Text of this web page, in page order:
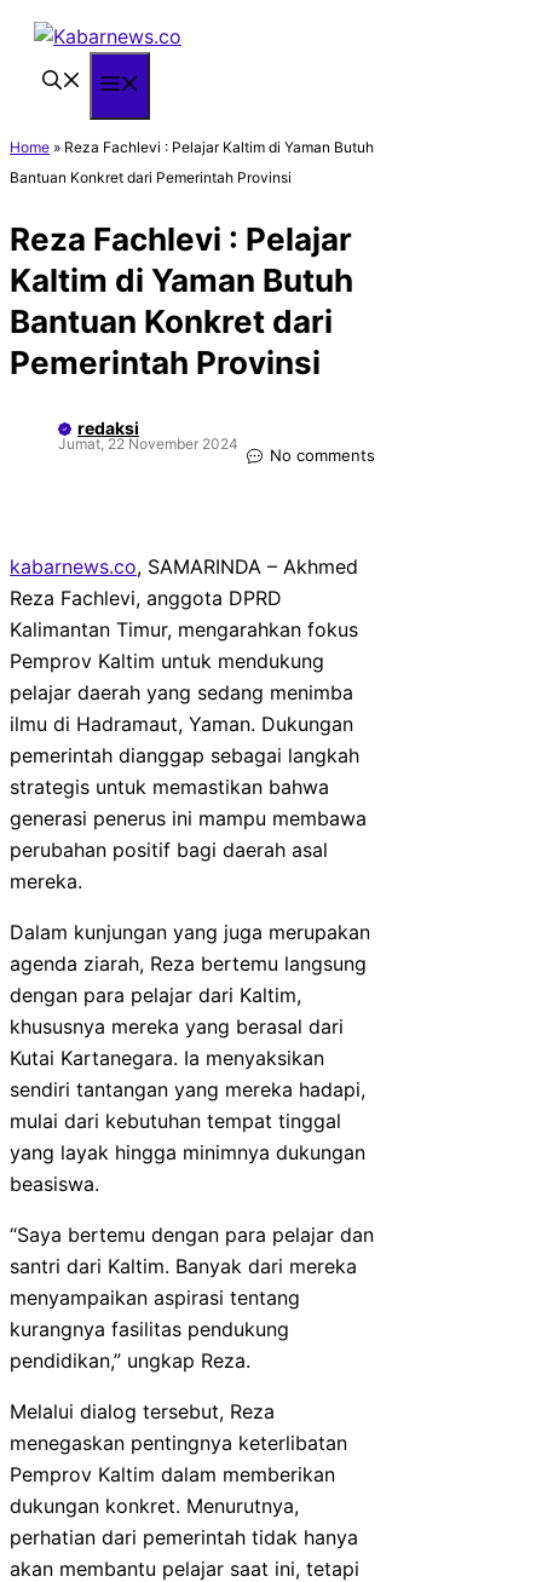
Langsung
Home » Reza Fachlevi : Pelajar Kaltim di Yaman Butuh
Bantuan Konkret dari Pemerintah Provinsi
Reza Fachlevi : Pelajar
Kaltim di Yaman Butuh
Bantuan Konkret dari
Pemerintah Provinsi
redaksi
Jumat, 22 November 2024
No comments
kabarnews.co, SAMARINDA – Akhmed
Reza Fachlevi, anggota DPRD
Kalimantan Timur, mengarahkan fokus
Pemprov Kaltim untuk mendukung
pelajar daerah yang sedang menimba
ilmu di Hadramaut, Yaman. Dukungan
pemerintah dianggap sebagai langkah
strategis untuk memastikan bahwa
generasi penerus ini mampu membawa
perubahan positif bagi daerah asal
mereka.
Dalam kunjungan yang juga merupakan
agenda ziarah, Reza bertemu langsung
dengan para pelajar dari Kaltim,
khususnya mereka yang berasal dari
Kutai Kartanegara. Ia menyaksikan
sendiri tantangan yang mereka hadapi,
mulai dari kebutuhan tempat tinggal
yang layak hingga minimnya dukungan
beasiswa.
“Saya bertemu dengan para pelajar dan
santri dari Kaltim. Banyak dari mereka
menyampaikan aspirasi tentang
kurangnya fasilitas pendukung
pendidikan,” ungkap Reza.
Melalui dialog tersebut, Reza
menegaskan pentingnya keterlibatan
Pemprov Kaltim dalam memberikan
dukungan konkret. Menurutnya,
perhatian dari pemerintah tidak hanya
akan membantu pelajar saat ini, tetapi